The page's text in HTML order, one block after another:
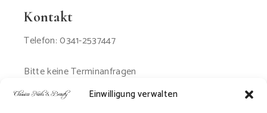
Einwilligung verwalten
Kontakt
Telefon: 0341-2537447
Bitte keine Terminanfragen
per Email oder SMS